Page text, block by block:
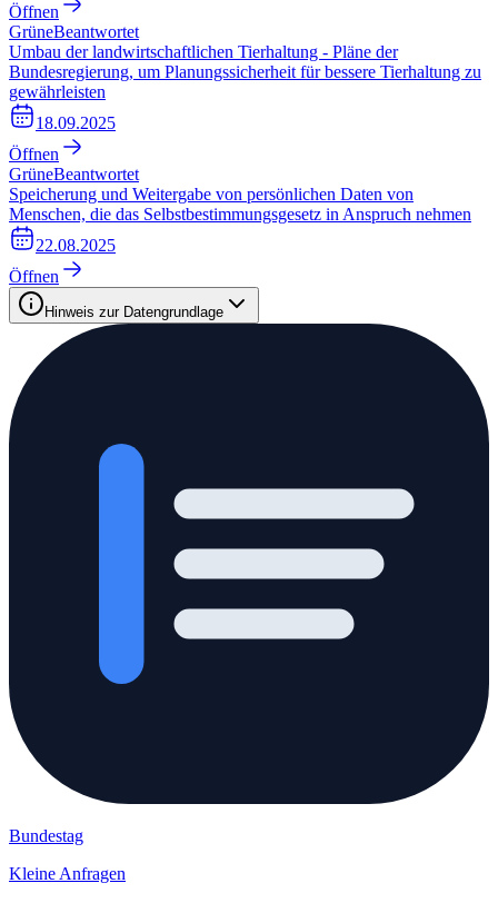
Öffnen
GrüneBeantwortet
Umbau der landwirtschaftlichen Tierhaltung - Pläne der
Bundesregierung, um Planungssicherheit für bessere Tierhaltung zu
gewährleisten
18.09.2025
Öffnen
GrüneBeantwortet
Speicherung und Weitergabe von persönlichen Daten von
Menschen, die das Selbstbestimmungsgesetz in Anspruch nehmen
22.08.2025
Öffnen
Hinweis zur Datengrundlage
Bundestag
Kleine Anfragen